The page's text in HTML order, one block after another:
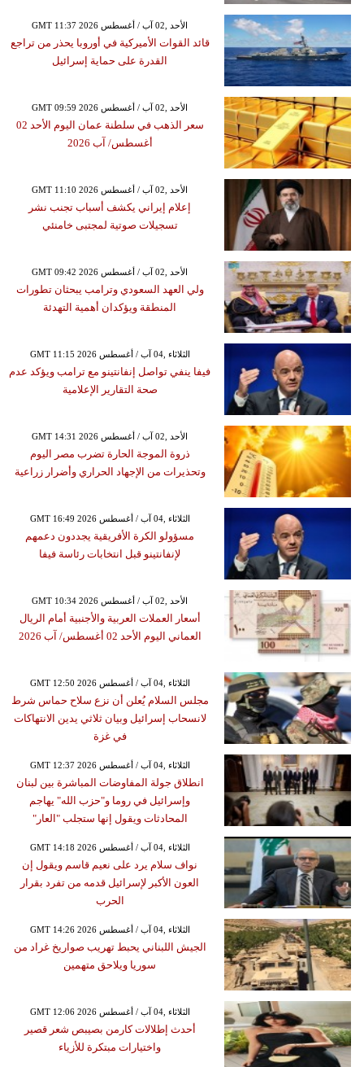
GMT 11:37 2026 الأحد ,02 آب / أغسطس
قائد القوات الأميركية في أوروبا يحذر من تراجع
القدرة على حماية إسرائيل
GMT 09:59 2026 الأحد ,02 آب / أغسطس
سعر الذهب في سلطنة عمان اليوم الأحد 02
أغسطس/ آب 2026
GMT 11:10 2026 الأحد ,02 آب / أغسطس
إعلام إيراني يكشف أسباب تجنب نشر
تسجيلات صوتية لمجتبى خامنئي
GMT 09:42 2026 الأحد ,02 آب / أغسطس
ولي العهد السعودي وترامب يبحثان تطورات
المنطقة ويؤكدان أهمية التهدئة
GMT 11:15 2026 الثلاثاء ,04 آب / أغسطس
فيفا ينفي تواصل إنفانتينو مع ترامب ويؤكد عدم
صحة التقارير الإعلامية
GMT 14:31 2026 الأحد ,02 آب / أغسطس
ذروة الموجة الحارة تضرب مصر اليوم
وتحذيرات من الإجهاد الحراري وأضرار زراعية
GMT 16:49 2026 الثلاثاء ,04 آب / أغسطس
مسؤولو الكرة الأفريقية يجددون دعمهم
لإنفانتينو قبل انتخابات رئاسة فيفا
GMT 10:34 2026 الأحد ,02 آب / أغسطس
أسعار العملات العربية والأجنبية أمام الريال
العماني اليوم الأحد 02 أغسطس/ آب 2026
GMT 12:50 2026 الثلاثاء ,04 آب / أغسطس
مجلس السلام يُعلن أن نزع سلاح حماس شرط
لانسحاب إسرائيل وبيان ثلاثي يدين الانتهاكات
في غزة
GMT 12:37 2026 الثلاثاء ,04 آب / أغسطس
انطلاق جولة المفاوضات المباشرة بين لبنان
وإسرائيل في روما و"حزب الله" يهاجم
المحادثات ويقول إنها ستجلب "العار"
GMT 14:18 2026 الثلاثاء ,04 آب / أغسطس
نواف سلام يرد على نعيم قاسم ويقول إن
العون الأكبر لإسرائيل قدمه من تفرد بقرار
الحرب
GMT 14:26 2026 الثلاثاء ,04 آب / أغسطس
الجيش اللبناني يحبط تهريب صواريخ غراد من
سوريا ويلاحق متهمين
GMT 12:06 2026 الثلاثاء ,04 آب / أغسطس
أحدث إطلالات كارمن بصيبص شعر قصير
واختيارات مبتكرة للأزياء